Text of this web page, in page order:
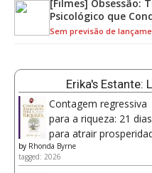
[Filmes] Obsessão:
Psicológico que
Sem previsão de
Erika's Estante:
Contagem regressiva
para a riqueza: 21
para atrair
by Rhonda Byrne
tagged: 2026